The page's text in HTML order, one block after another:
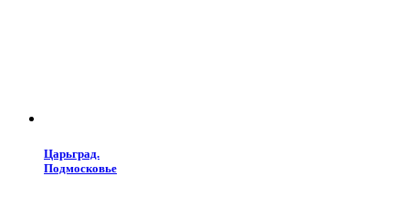
Царьград.
Подмосковье